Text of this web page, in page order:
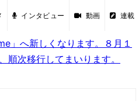
インタビュー 動画 連載
」へ新しくなります。８月１
順次移行してまいります。